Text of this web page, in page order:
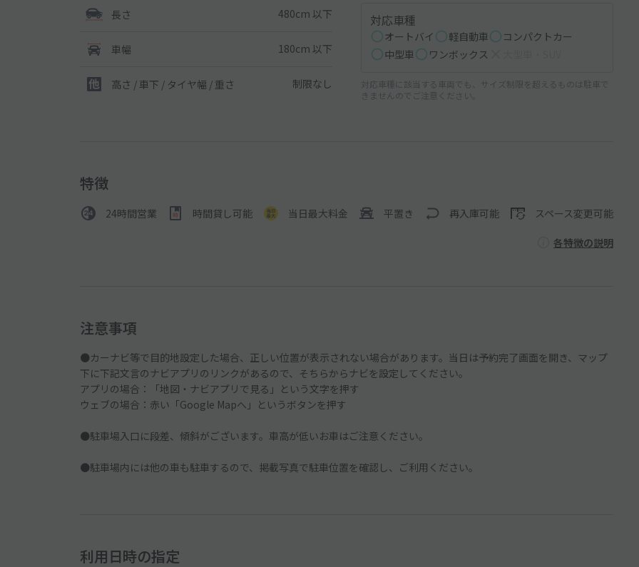
長さ 480cm 以下
車幅 180cm 以下
高さ / 車下 / タイヤ幅 / 重さ 制限なし
対応車種
オートバイ 軽自動車
コンパクトカー
中型車
ワンボックス
対応車種に該当する車両でも、サイズ制限を超えるものは駐車で
きませんのでご注意ください。
特徴
24時間営業 時間貸し可能 当日最大料金 平置き 再入庫可能 スペース変更可能
各特徴の説明
注意事項
●カーナビ等で目的地設定した場合、正しい位置が表示されない場合があります。当日は予約完了画面を開き、マップ
下に下記文言のナビアプリのリンクがあるので、そちらからナビを設定してください。
アプリの場合：「地図・ナビアプリで見る」という文字を押す
ウェブの場合：赤い「Google Mapへ」というボタンを押す
●駐車場入口に段差、傾斜がございます。車高が低いお車はご注意ください。
●駐車場内には他の車も駐車するので、掲載写真で駐車位置を確認し、ご利用ください。
利用日時の指定